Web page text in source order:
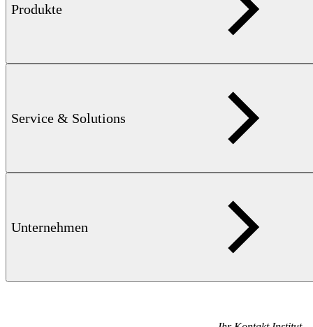
Produkte
Service & Solutions
Unternehmen
Sales
Service